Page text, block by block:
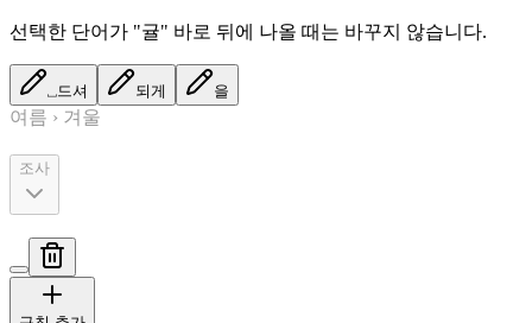
선택한 단어가 "귤" 바로 뒤에 나올 때는 바꾸지 않습니다.
⎵드셔 되게 을
여름 › 겨울
조사